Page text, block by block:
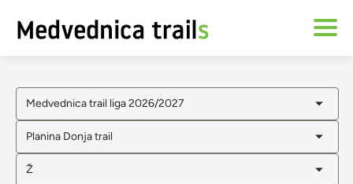
Medvednica trail liga 2026/2027
Planina Donja trail
Ž